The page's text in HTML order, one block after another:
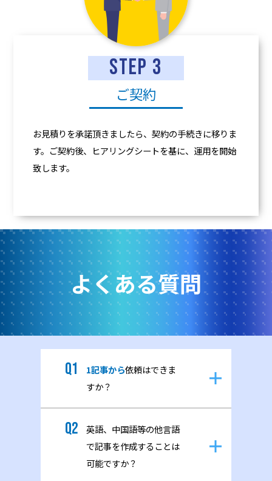
STEP 3
ご契約
お見積りを承諾頂きましたら、契約の手続きに移りま
す。ご契約後、ヒアリングシートを基に、運用を開始
致します。
よくある質問
1記事から依頼はできま
すか？
英語、中国語等の他言語
で記事を作成することは
可能ですか？